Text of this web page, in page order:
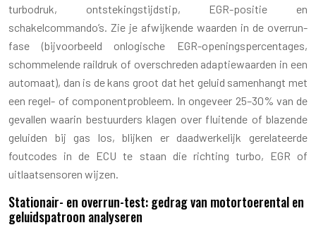
turbodruk, ontstekingstijdstip, EGR-positie en
schakelcommando’s. Zie je afwijkende waarden in de overrun-
fase (bijvoorbeeld onlogische EGR-openingspercentages,
schommelende raildruk of overschreden adaptiewaarden in een
automaat), dan is de kans groot dat het geluid samenhangt met
een regel- of componentprobleem. In ongeveer 25–30% van de
gevallen waarin bestuurders klagen over fluitende of blazende
geluiden bij gas los, blijken er daadwerkelijk gerelateerde
foutcodes in de ECU te staan die richting turbo, EGR of
uitlaatsensoren wijzen.
Stationair- en overrun-test: gedrag van motortoerental en
geluidspatroon analyseren